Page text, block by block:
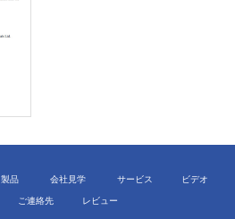
製品 会社見学 サービス ビデオ
ご連絡先 レビュー